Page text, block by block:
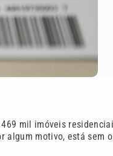
mil imóveis
algum motivo, está sem o